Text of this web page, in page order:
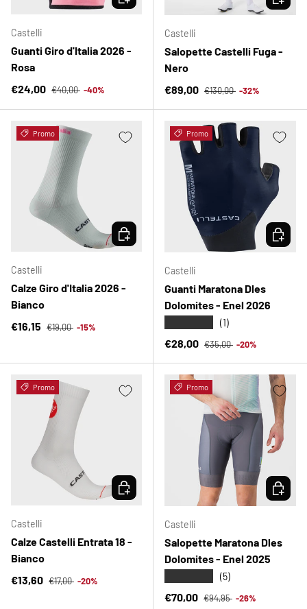
Castelli
Guanti Giro d'Italia 2026 -
Rosa
Prezzo di vendita
€24,00 Prezzo normale
€40,00 -40%
Castelli
Salopette Castelli Fuga -
Nero
Prezzo di vendita
€89,00 Prezzo normale
€130,00 -32%
Promo
Castelli
Calze Giro d'Italia 2026 -
Bianco
Prezzo di vendita
€16,15 Prezzo normale
€19,00 -15%
SCEGLI OPZIONI
Promo
Castelli
Guanti Maratona Dles
Dolomites - Enel 2026
(1)
Prezzo di vendita
€28,00 Prezzo normale
€35,00 -20%
SCEGLI
Promo
Castelli
Calze Castelli Entrata 18 -
Bianco
Prezzo di vendita
€13,60 Prezzo normale
€17,00 -20%
SCEGLI OPZIONI
Promo
Castelli
Salopette Maratona Dles
Dolomites - Enel 2025
(5)
Prezzo di vendita
€70,00 Prezzo normale
€94,95 -26%
SCEGLI